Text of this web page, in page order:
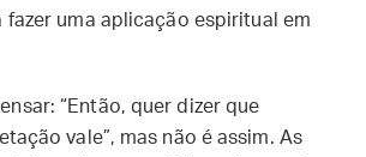
fazer uma aplicação espiritual em
“Então, quer dizer que
vale”, mas não é assim. As